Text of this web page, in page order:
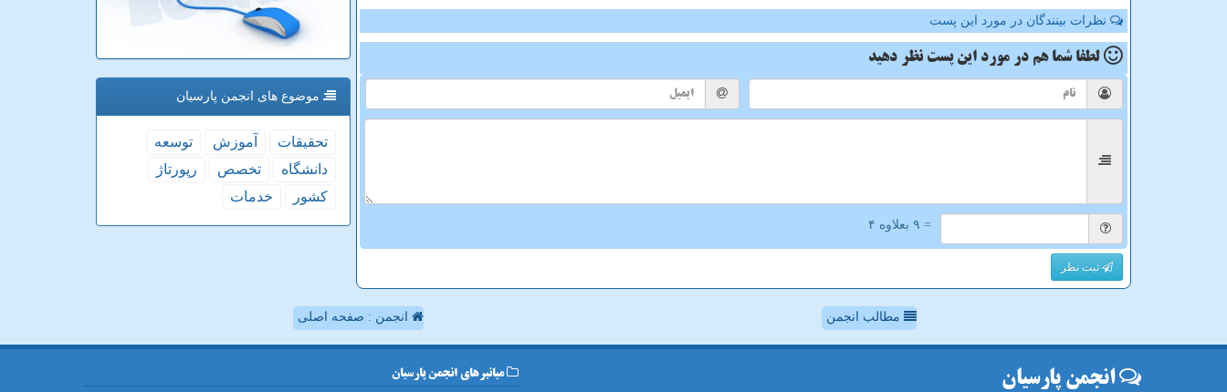
نظرات بینندگان در مورد این پست
لطفا شما هم در مورد این پست نظر دهید
= ۹ بعلاوه ۴
ثبت نظر
موضوع های انجمن پارسیان
تحقیقات آموزش
توسعه
دانشگاه
تخصص
رپورتاژ
كشور
خدمات
مطالب انجمن انجمن : صفحه اصلی
انجمن پارسیان میانبرهای انجمن پارسیان